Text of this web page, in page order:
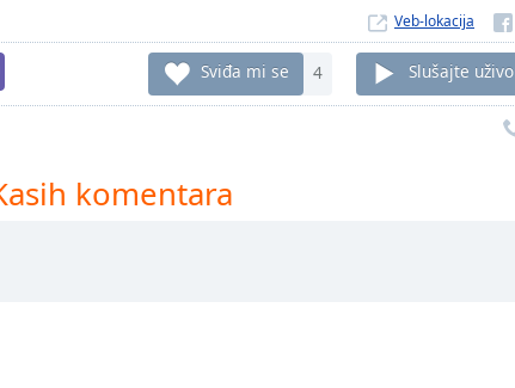
Veb-lokacija
Sviđa mi se 4 Slušajte uživo
komentara